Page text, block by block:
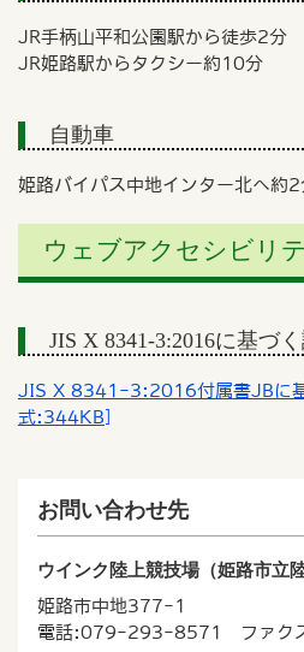
JR手柄山平和公園駅から徒歩2分
JR姫路駅からタクシー約10分
自動車
姫路バイパス中地インター北へ約2
ウェブアクセシビリ
JIS X 8341-3:2016に基づ
JIS X 8341-3:2016付属書JBに
式:344KB]
お問い合わせ先
ウインク陸上競技場（姫路市立
姫路市中地377-1
電話:079-293-8571 ファク